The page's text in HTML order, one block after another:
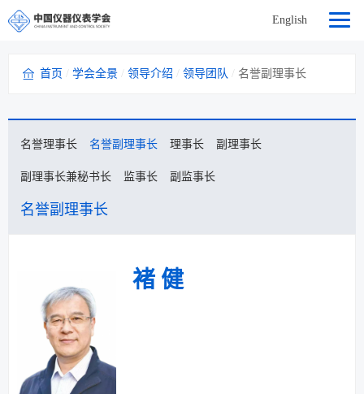
English
首页 学会全景 领导介绍 领导团队 名誉副理事长
名誉理事长 名誉副理事长 理事长 副理事长
副理事长兼秘书长 监事长 副监事长
名誉副理事长
褚 健